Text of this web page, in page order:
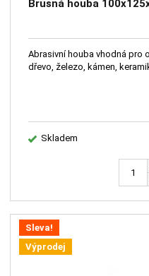
Brusná houba
Abrasivní houba vhodná pro
dřevo, železo, kámen,
Skladem
Sleva!
Výprodej